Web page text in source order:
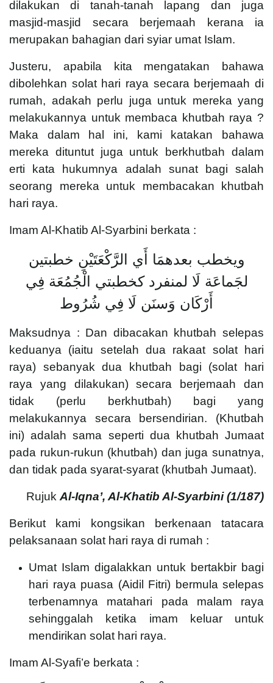
dilakukan di tanah-tanah lapang dan juga
masjid-masjid secara berjemaah kerana ia
merupakan bahagian dari syiar umat Islam.
Justeru, apabila kita mengatakan bahawa
dibolehkan solat hari raya secara berjemaah di
rumah, adakah perlu juga untuk mereka yang
melakukannya untuk membaca khutbah raya ?
Maka dalam hal ini, kami katakan bahawa
mereka dituntut juga untuk berkhutbah dalam
erti kata hukumnya adalah sunat bagi salah
seorang mereka untuk membacakan khutbah
hari raya.
Imam Al-Khatib Al-Syarbini berkata :
ويخطب بعدهمَا أَي الرَّكْعَتَيْنِ خطبتين
لجَماعَة لَا لمنفرد كخطبتي الْجُمُعَة فِي
أَرْكَان وَسنَن لَا فِي شُرُوط
Maksudnya : Dan dibacakan khutbah selepas
keduanya (iaitu setelah dua rakaat solat hari
raya) sebanyak dua khutbah bagi (solat hari
raya yang dilakukan) secara berjemaah dan
tidak (perlu berkhutbah) bagi yang
melakukannya secara bersendirian. (Khutbah
ini) adalah sama seperti dua khutbah Jumaat
pada rukun-rukun (khutbah) dan juga sunatnya,
dan tidak pada syarat-syarat (khutbah Jumaat).
Rujuk Al-Iqna’, Al-Khatib Al-Syarbini (1/187)
Berikut kami kongsikan berkenaan tatacara
pelaksanaan solat hari raya di rumah :
Umat Islam digalakkan untuk bertakbir bagi
hari raya puasa (Aidil Fitri) bermula selepas
terbenamnya matahari pada malam raya
sehinggalah ketika imam keluar untuk
mendirikan solat hari raya.
Imam Al-Syafi’e berkata :